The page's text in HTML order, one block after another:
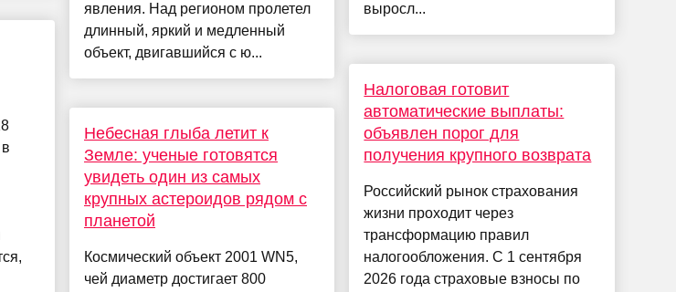
явления. Над регионом пролетел
длинный, яркий и медленный
объект, двигавшийся с ю...
Небесная глыба летит к
Земле: ученые готовятся
увидеть один из самых
крупных астероидов рядом с
планетой
Космический объект 2001 WN5,
чей диаметр достигает 800
выросл...
Налоговая готовит
автоматические выплаты:
объявлен порог для
получения крупного возврата
Российский рынок страхования
жизни проходит через
трансформацию правил
налогообложения. С 1 сентября
2026 года страховые взносы по